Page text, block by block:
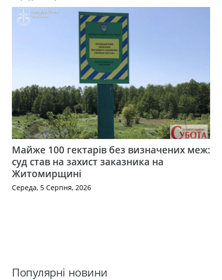
Майже 100 гектарів без визначених меж:
суд став на захист заказника на
Житомирщині
Середа, 5 Серпня, 2026
Популярні новини